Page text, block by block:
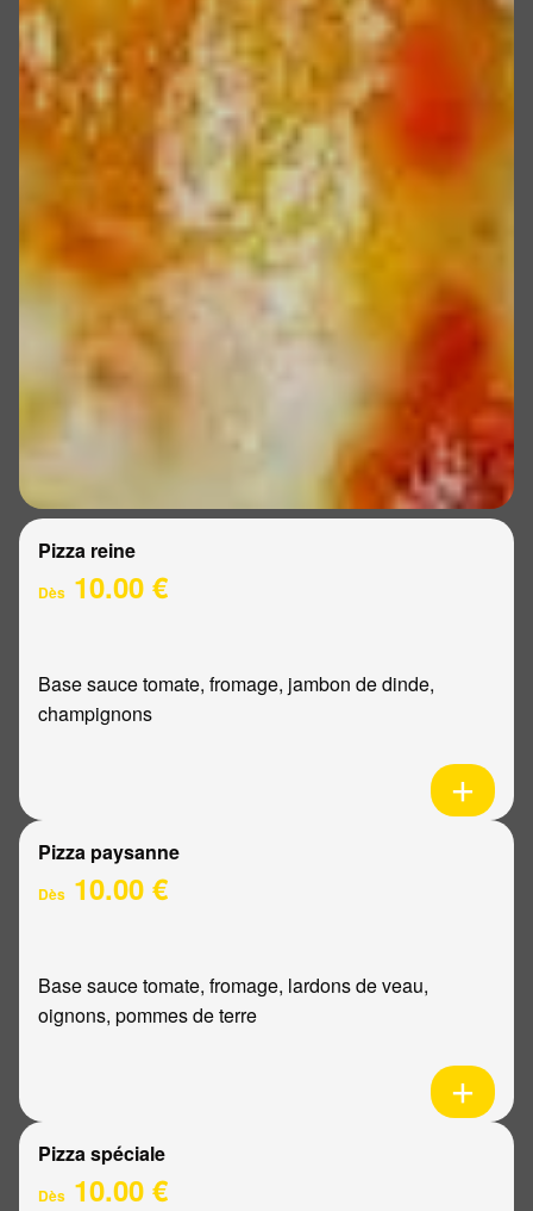
Pizza reine
Dès 10.00 €
Base sauce tomate, fromage, jambon de dinde,
champignons
Pizza paysanne
Dès 10.00 €
Base sauce tomate, fromage, lardons de veau,
oignons, pommes de terre
Pizza spéciale
Dès 10.00 €